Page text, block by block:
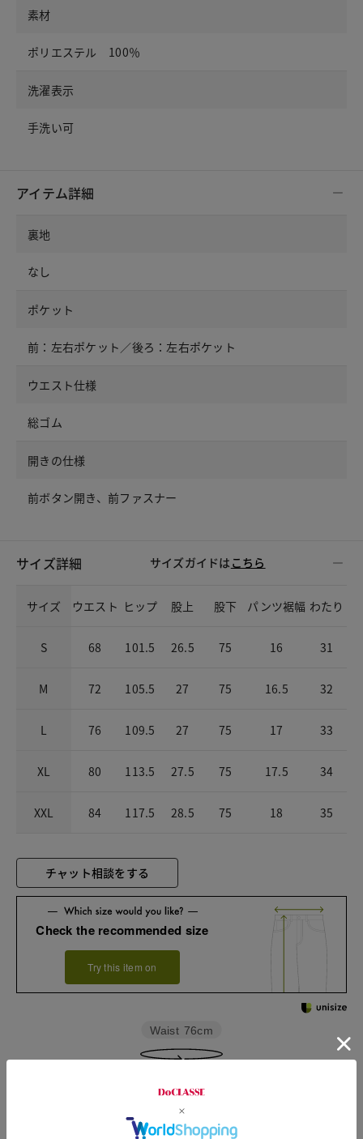
素材
ポリエステル 100％
洗濯表示
手洗い可
アイテム詳細
裏地
なし
ポケット
前：左右ポケット／後ろ：左右ポケット
ウエスト仕様
総ゴム
開きの仕様
前ボタン開き、前ファスナー
サイズ詳細 サイズガイドは こちら
サイズ ウエスト ヒップ 股上 股下 パンツ裾幅 わたり
S 68 101.5 26.5 75 16 31
M 72 105.5 27 75 16.5 32
L 76 109.5 27 75 17 33
XL 80 113.5 27.5 75 17.5 34
XXL 84 117.5 28.5 75 18 35
チャット相談をする
Check the recommended size
Try this item on
Waist 76cm